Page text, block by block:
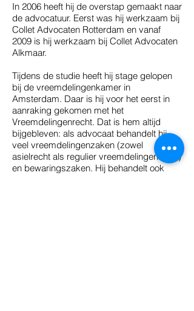
In 2006 heeft hij de overstap gemaakt naar
de advocatuur. Eerst was hij werkzaam bij
Collet Advocaten Rotterdam en vanaf
2009 is hij werkzaam bij Collet Advocaten
Alkmaar.
Tijdens de studie heeft hij stage gelopen
bij de vreemdelingenkamer in
Amsterdam. Daar is hij voor het eerst in
aanraking gekomen met het
Vreemdelingenrecht. Dat is hem altijd
bijgebleven: als advocaat behandelt hij
veel vreemdelingenzaken (zowel
asielrecht als regulier vreemdelingenrecht)
en bewaringszaken. Hij behandelt ook